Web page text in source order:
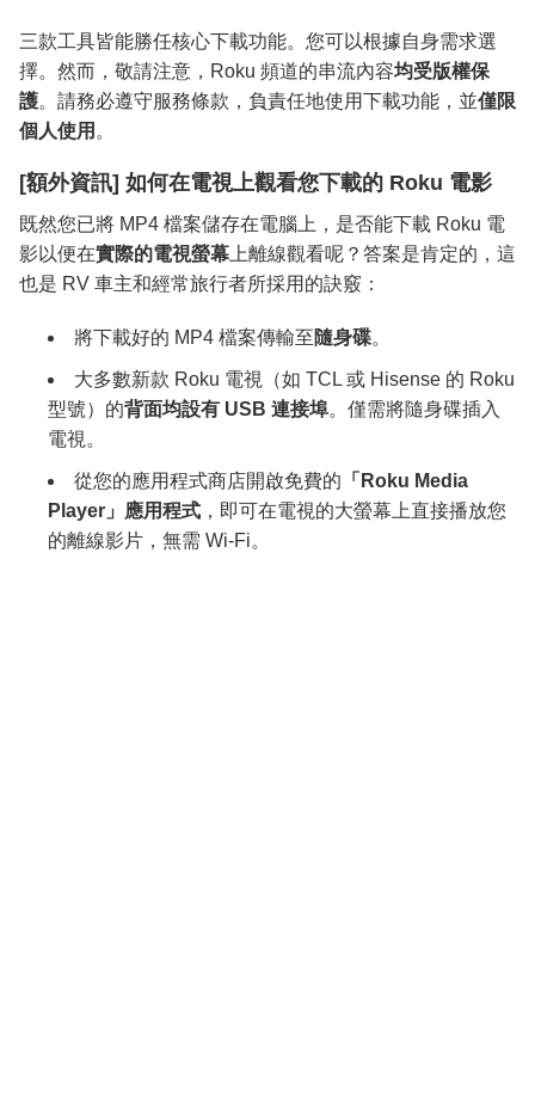
三款工具皆能勝任核心下載功能。您可以根據自身需求選
擇。然而，敬請注意，Roku 頻道的串流內容均受版權保
護。請務必遵守服務條款，負責任地使用下載功能，並僅限
個人使用 。
[額外資訊] 如何在電視上觀看您下載的 Roku 電影
既然您已將 MP4 檔案儲存在電腦上，是否能下載 Roku 電
影以便在實際的電視螢幕 上離線觀看呢？答案是肯定的，這
也是 RV 車主和經常旅行者所採用的訣竅：
將下載好的 MP4 檔案傳輸至隨身碟。
大多數新款 Roku 電視（如 TCL 或 Hisense 的 Roku
型號）的背面均設有 USB 連接埠。僅需將隨身碟插入
電視。
從您的應用程式商店開啟免費的 「Roku Media
Player」應用程式 ，即可在電視的大螢幕上直接播放您
的離線影片，無需 Wi-Fi。